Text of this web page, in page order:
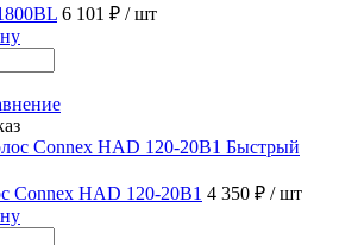
6 101 ₽ / шт
Быстрый
Connex HAD 120-20B1 4 350 ₽ / шт